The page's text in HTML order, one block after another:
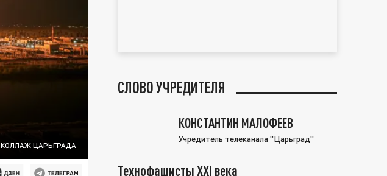
КОЛЛАЖ ЦАРЬГРАДА
СЛОВО УЧРЕДИТЕЛЯ
КОНСТАНТИН МАЛОФЕЕВ
Учредитель телеканала "Царьград"
Технофашисты XXI века